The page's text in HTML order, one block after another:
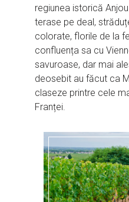
regiunea istorică
terase pe deal,
colorate, florile de la
confluența sa cu
savuroase, dar mai
deosebit au făcut ca
claseze printre cele
Franței.